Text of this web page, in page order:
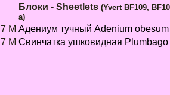
Блоки - Sheetlets (Yvert BF109,
a)
7 M Адениум тучный Adenium obesum
7 M Свинчатка ушковидная